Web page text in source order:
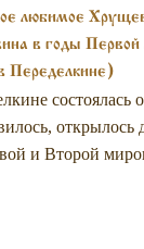
Хрущево
в годы
Переделкине)
открылось
и Второй